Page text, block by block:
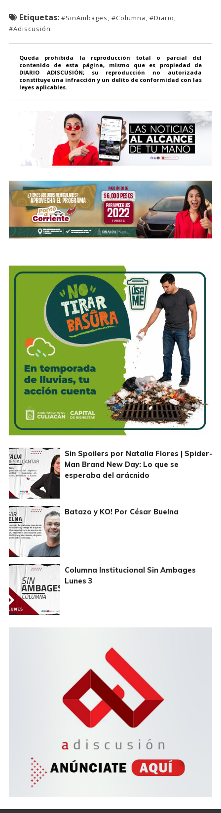
Etiquetas: #SinAmbages, #Columna, #Diario,
#Adiscusión
Queda prohibida la reproducción total o parcial del
contenido de esta página, mismo que es propiedad de
DIARIO ADISCUSIÓN; su reproducción no autorizada
constituye una infracción y un delito de conformidad con las
leyes aplicables.
Sin Spoilers por Natalia Flores | Spider-
Man Brand New Day: Lo que se
esperaba del arácnido
Batazo y KO! Por César Buelna
Columna Institucional Sin Ambages
Lunes 3